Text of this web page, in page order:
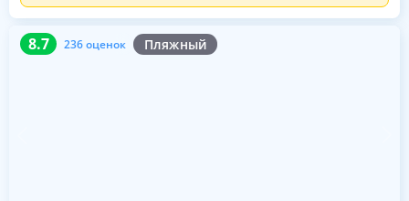
8.7 236 оценок Пляжный
8.7 236 оценок